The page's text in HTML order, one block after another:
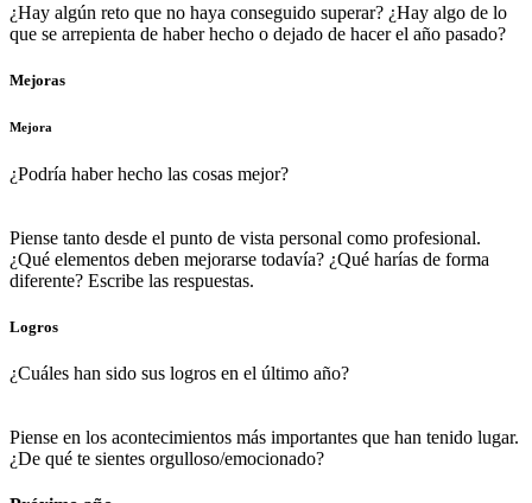
¿Hay algún reto que no haya conseguido superar? ¿Hay algo de lo
que se arrepienta de haber hecho o dejado de hacer el año pasado?
Mejoras
Mejora
¿Podría haber hecho las cosas mejor?
Piense tanto desde el punto de vista personal como profesional.
¿Qué elementos deben mejorarse todavía? ¿Qué harías de forma
diferente? Escribe las respuestas.
Logros
¿Cuáles han sido sus logros en el último año?
Piense en los acontecimientos más importantes que han tenido lugar.
¿De qué te sientes orgulloso/emocionado?